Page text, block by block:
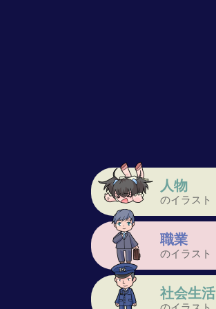
人物
のイラスト
職業
のイラスト
社会生活